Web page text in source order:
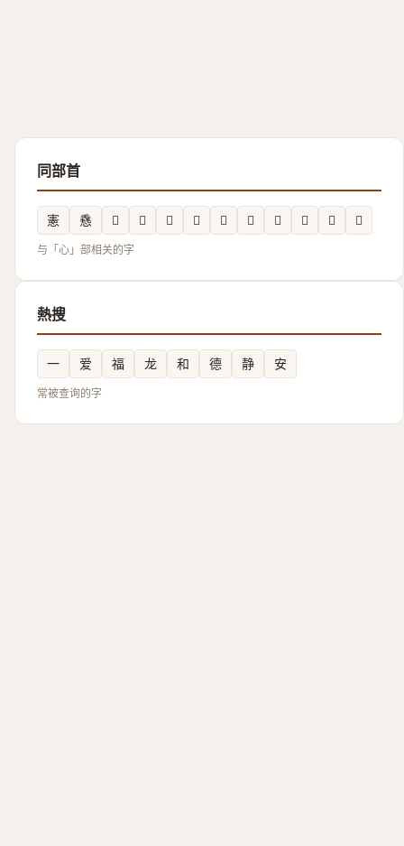
同部首
憲 㦌 𲠄 𫺑 𲡂 𭝊 𭝇 𢣣 𢥿 𲡁 𭞖 𪬂
与「心」部相关的字
熱搜
一 爱 福 龙 和 德 静 安
常被查询的字